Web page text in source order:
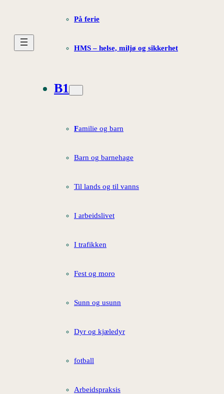
På ferie
HMS – helse, miljø og sikkerhet
B1
Familie og barn
Barn og barnehage
Til lands og til vanns
I arbeidslivet
I trafikken
Fest og moro
Sunn og usunn
Dyr og kjæledyr
fotball
Arbeidspraksis